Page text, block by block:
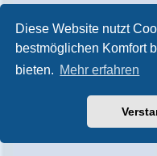
Diese Website nutzt
bestmöglichen Komfort
bieten. Mehr erfahren